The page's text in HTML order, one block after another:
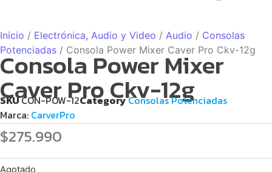
Inicio / Electrónica, Audio y Video / Audio / Consolas
Potenciadas / Consola Power Mixer Caver Pro Ckv-12g
Consola Power Mixer
Caver Pro Ckv-12g
SKUCON-POW-12CategoryConsolas Potenciadas
Marca: CarverPro
$275.990
Agotado